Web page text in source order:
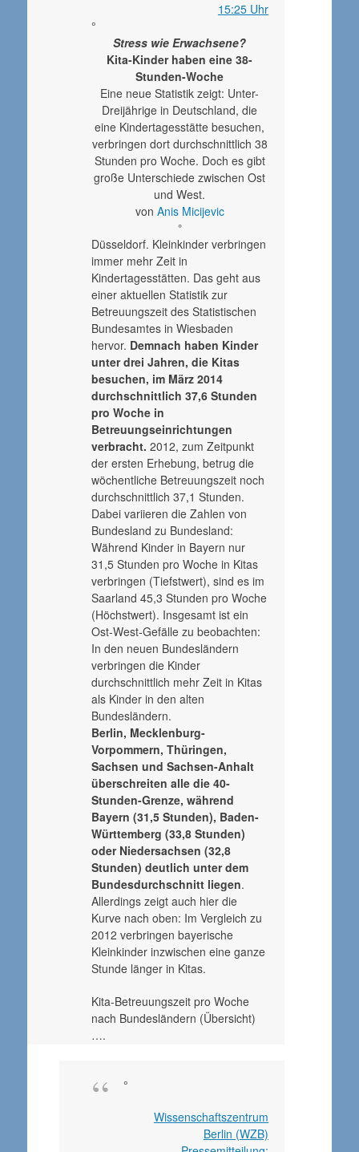
15:25 Uhr
°
Stress wie Erwachsene?
Kita-Kinder haben eine 38-
Stunden-Woche
Eine neue Statistik zeigt: Unter-
Dreijährige in Deutschland, die
eine Kindertagesstätte besuchen,
verbringen dort durchschnittlich 38
Stunden pro Woche. Doch es gibt
große Unterschiede zwischen Ost
und West.
von Anis Micijevic
°
Düsseldorf. Kleinkinder verbringen
immer mehr Zeit in
Kindertagesstätten. Das geht aus
einer aktuellen Statistik zur
Betreuungszeit des Statistischen
Bundesamtes in Wiesbaden
hervor. Demnach haben Kinder
unter drei Jahren, die Kitas
besuchen, im März 2014
durchschnittlich 37,6 Stunden
pro Woche in
Betreuungseinrichtungen
verbracht. 2012, zum Zeitpunkt
der ersten Erhebung, betrug die
wöchentliche Betreuungszeit noch
durchschnittlich 37,1 Stunden.
Dabei variieren die Zahlen von
Bundesland zu Bundesland:
Während Kinder in Bayern nur
31,5 Stunden pro Woche in Kitas
verbringen (Tiefstwert), sind es im
Saarland 45,3 Stunden pro Woche
(Höchstwert). Insgesamt ist ein
Ost-West-Gefälle zu beobachten:
In den neuen Bundesländern
verbringen die Kinder
durchschnittlich mehr Zeit in Kitas
als Kinder in den alten
Bundesländern.
Berlin, Mecklenburg-
Vorpommern, Thüringen,
Sachsen und Sachsen-Anhalt
überschreiten alle die 40-
Stunden-Grenze, während
Bayern (31,5 Stunden), Baden-
Württemberg (33,8 Stunden)
oder Niedersachsen (32,8
Stunden) deutlich unter dem
Bundesdurchschnitt liegen.
Allerdings zeigt auch hier die
Kurve nach oben: Im Vergleich zu
2012 verbringen bayerische
Kleinkinder inzwischen eine ganze
Stunde länger in Kitas.
Kita-Betreuungszeit pro Woche
nach Bundesländern (Übersicht)
….
°
Wissenschaftszentrum
Berlin (WZB)